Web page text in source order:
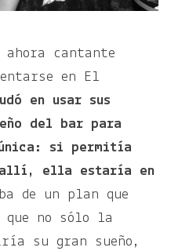
cantante
en El
en usar sus
del bar para
si permitía
allí, ella estaría en
de un plan que
que no sólo la
su gran sueño,